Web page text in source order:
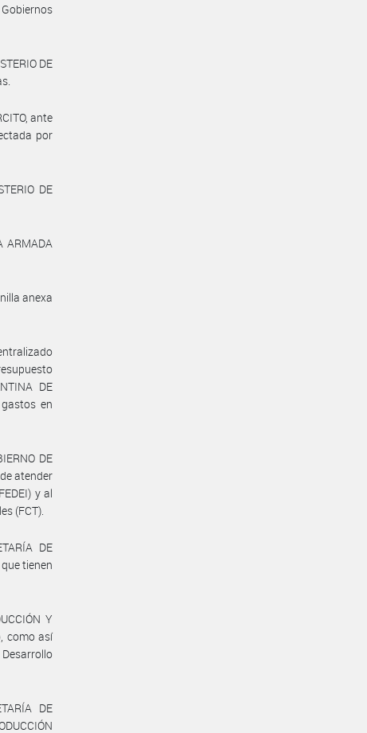
DE
ante
por
DE
ARMADA
anexa
DE
en
DE
atender
y al
(FCT).
DE
tienen
Y
como así
DE